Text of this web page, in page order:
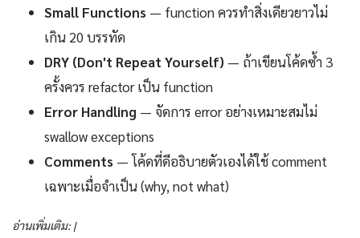
Small Functions — function ควรทำสิ่งเดียวยาวไม่
เกิน 20 บรรทัด
DRY (Don't Repeat Yourself) — ถ้าเขียนโค้ดซ้ำ 3
ครั้งควร refactor เป็น function
Error Handling — จัดการ error อย่างเหมาะสมไม่
swallow exceptions
Comments — โค้ดที่ดีอธิบายตัวเองได้ใช้ comment
เฉพาะเมื่อจำเป็น (why, not what)
อ่านเพิ่มเติม: |